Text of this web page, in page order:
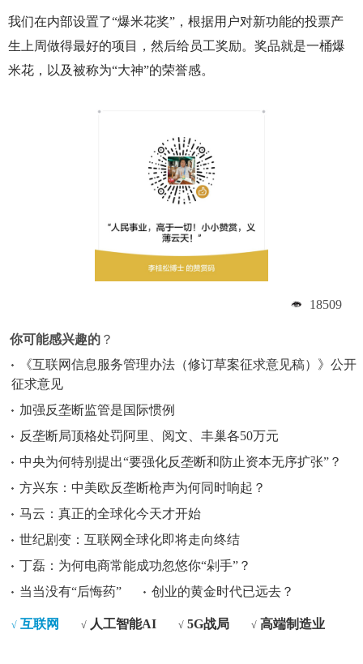
我们在内部设置了“爆米花奖”，根据用户对新功能的投票产
生上周做得最好的项目，然后给员工奖励。奖品就是一桶爆
米花，以及被称为“大神”的荣誉感。
18509
你可能感兴趣的 ？
《互联网信息服务管理办法（修订草案征求意见稿）》公开
征求意见
加强反垄断监管是国际惯例
反垄断局顶格处罚阿里、阅文、丰巢各50万元
中央为何特别提出“要强化反垄断和防止资本无序扩张”？
方兴东：中美欧反垄断枪声为何同时响起？
马云：真正的全球化今天才开始
世纪剧变：互联网全球化即将走向终结
丁磊：为何电商常能成功忽悠你“剁手”？
当当没有“后悔药”
创业的黄金时代已远去？
√ 互联网 √ 人工智能AI √ 5G战局 √ 高端制造业